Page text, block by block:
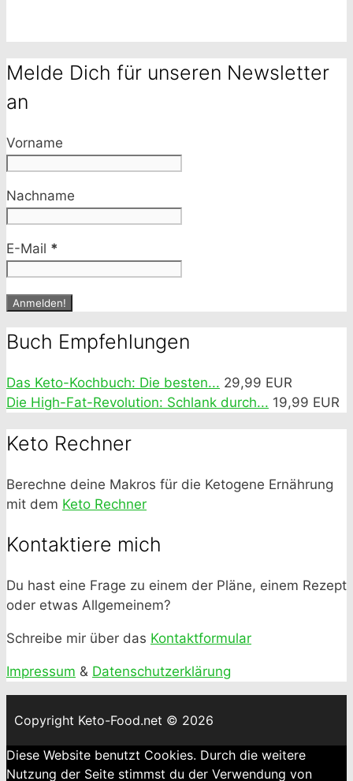
Melde Dich für unseren Newsletter
an
Vorname
Nachname
E-Mail *
Buch Empfehlungen
Das Keto-Kochbuch: Die besten... 29,99 EUR
Die High-Fat-Revolution: Schlank durch... 19,99 EUR
Keto Rechner
Berechne deine Makros für die Ketogene Ernährung
mit dem Keto Rechner
Kontaktiere mich
Du hast eine Frage zu einem der Pläne, einem Rezept
oder etwas Allgemeinem?
Schreibe mir über das Kontaktformular
Impressum & Datenschutzerklärung
Copyright Keto-Food.net © 2026
Diese Website benutzt Cookies. Durch die weitere
Nutzung der Seite stimmst du der Verwendung von